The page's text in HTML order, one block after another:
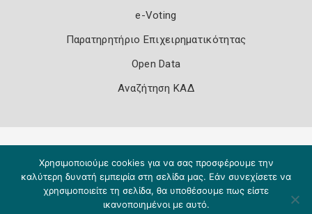
e-Voting
Παρατηρητήριο Επιχειρηματικότητας
Open Data
Αναζήτηση ΚΑΔ
Χρησιμοποιούμε cookies για να σας προσφέρουμε την
καλύτερη δυνατή εμπειρία στη σελίδα μας. Εάν συνεχίσετε να
χρησιμοποιείτε τη σελίδα, θα υποθέσουμε πως είστε
ικανοποιημένοι με αυτό.
Copyright 2026 Knowledge A.E.